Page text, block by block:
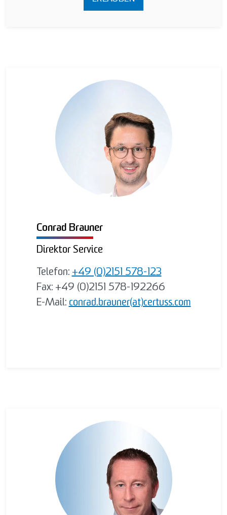
Direktor Service
Conrad Brauner
Telefon: +49 (0)2151 578-123
Fax: +49 (0)2151 578-192266
E-Mail: conrad.brauner(at)certuss.com